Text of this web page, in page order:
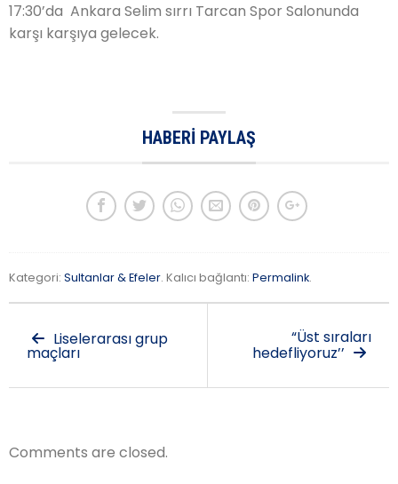
17:30’da Ankara Selim sırrı Tarcan Spor Salonunda
karşı karşıya gelecek.
HABERI PAYLAŞ
Kategori: Sultanlar & Efeler. Kalıcı bağlantı: Permalink.
Liselerarası grup
maçları
“Üst sıraları
hedefliyoruz’’
Comments are closed.